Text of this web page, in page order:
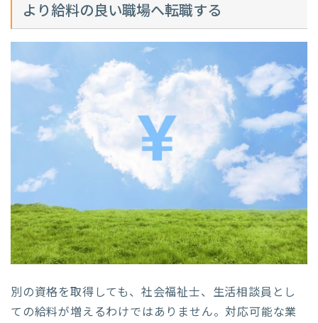
より給料の良い職場へ転職する
別の資格を取得しても、社会福祉士、生活相談員とし
ての給料が増えるわけではありません。対応可能な業